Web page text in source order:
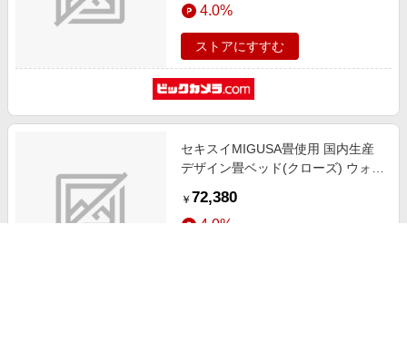
4.0%
ストアにすすむ
セキスイMIGUSA畳使用 国内生産
デザイン畳ベッド(クローズ) ウォル
ルサイズ]
￥ 72,380
4.0%